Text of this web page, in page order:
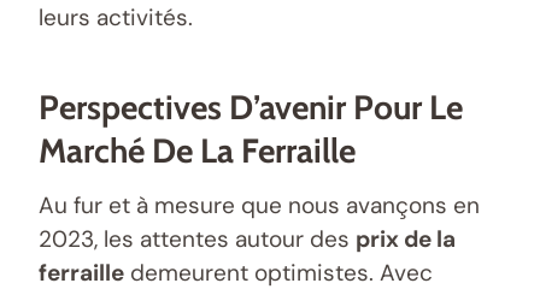
leurs activités.
Perspectives D’avenir Pour Le
Marché De La Ferraille
Au fur et à mesure que nous avançons en
2023, les attentes autour des prix de la
ferraille demeurent optimistes. Avec